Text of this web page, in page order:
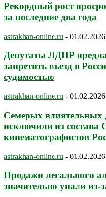
Рекордный рост
за последние два года
astrakhan-online.ru - 01.02.2026
Депутаты ЛДПР
запретить въезд в
судимостью
astrakhan-online.ru - 01.02.2026
Семерых влиятельных
исключили из состава
кинематографистов
astrakhan-online.ru - 01.02.2026
Продажи легального
значительно упали из-